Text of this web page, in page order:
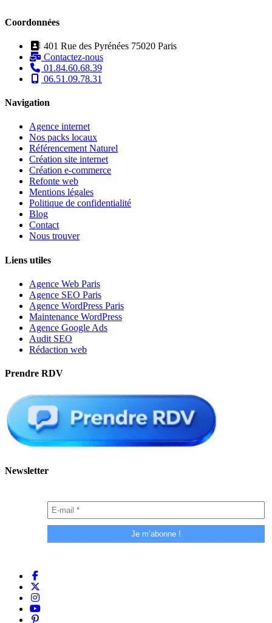
Coordonnées
401 Rue des Pyrénées 75020 Paris
Contactez-nous
01.84.60.68.39
06.51.09.78.31
Navigation
Agence internet
Nos packs locaux
Référencement Naturel
Création site internet
Création e-commerce
Refonte web
Mentions légales
Politique de confidentialité
Blog
Contact
Nous trouver
Liens utiles
Agence Web Paris
Agence SEO Paris
Agence WordPress Paris
Maintenance WordPress
Agence Google Ads
Audit SEO
Rédaction web
Prendre RDV
Newsletter